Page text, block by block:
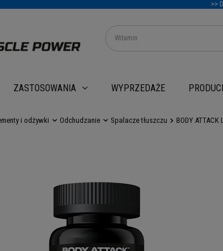
>>
ZASTOSOWANIA WYPRZEDAŻE
i odżywki Odchudzanie Spalacze tłuszczu BODY